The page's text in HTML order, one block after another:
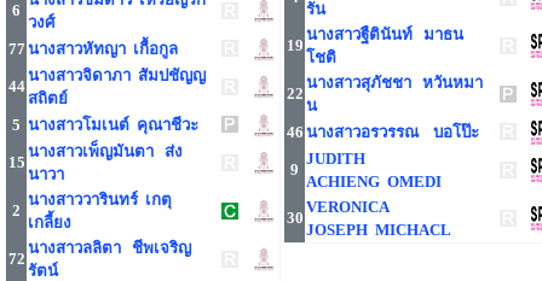
6
วงศ์
77 นางสาวหัทญา เกื้อกูล
44
นางสาวจิดาภา สัมปชัญญ
สถิตย์
5 นางสาวโมเนต์ คุณาชีวะ
15
นางสาวเพ็ญมันตา ส่ง
นาวา
2
นางสาววารินทร์ เกตุ
เกลี้ยง
72
นางสาวลลิตา ชีพเจริญ
รัตน์
รัน
19
นางสาวฐืตินันท์ มาธน
โชติ
22
นางสาวสุภัชชา หวันหมา
น
46 นางสาวอรวรรณ บอโป๊ะ
9
JUDITH
ACHIENG OMEDI
30
VERONICA
JOSEPH MICHACL